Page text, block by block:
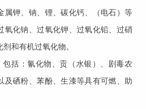
属钾、钠、锂、碳化钙、（电石）等
氧化钠、过氧化钾、过氧化铅、过硝
和有机过氧化物。
包括：氰化物、贡（水银）、剧毒农
及硒粉、苯酚、生漆等具有可燃、助